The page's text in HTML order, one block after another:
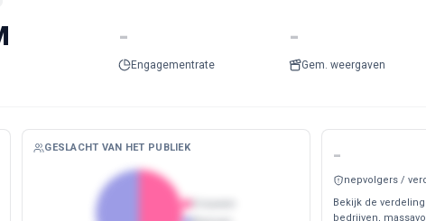
-
Engagementrate
-
Gem. weergaven
GESLACHT VAN HET PUBLIEK
Vrouwen
-
nepvolgers /
Bekijk de
bedrijven,